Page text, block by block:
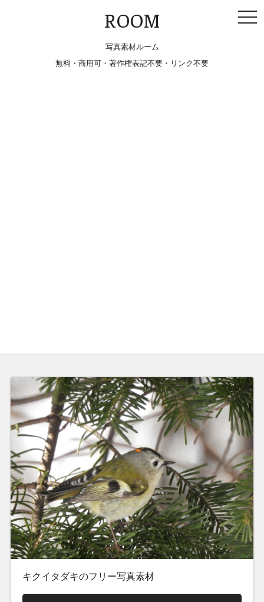
ROOM
写真素材ルーム
無料・商用可・著作権表記不要・リンク不要
キクイタダキのフリー写真素材